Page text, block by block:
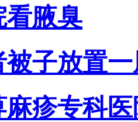
看腋臭
子放置
疹专科